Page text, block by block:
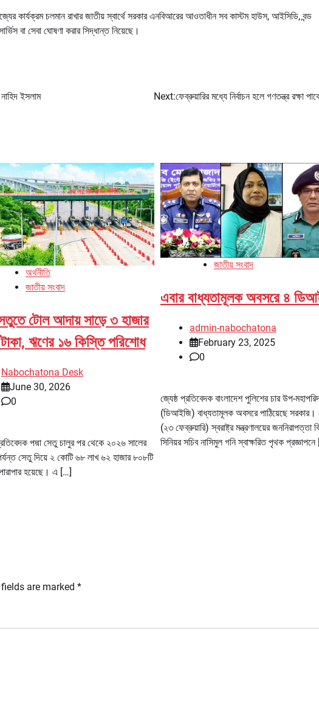
কার্যক্রম চলমান রাখার জাতীয় স্বার্থে সরকার এনবিআরের আওতাধীন সব কাস্টম হাউস, আইসিডি, বন্ড
বা সেবা ঘোষণা করার সিদ্ধান্ত নিয়েছে।
ইসলাম Next:ফেব্রুয়ারির মধ্যে নির্বাচন হলে গণতন্ত্র রক্ষা
অর্থনীতি
জাতীয় সংবাদ
টোল আদায় সাড়ে ৩ হাজার
ঋণের ১৬ কিস্তি পরিশোধ
Nabochatona Desk
June 30, 2026
0
পদ্মা সেতু চালুর পর থেকে ২০২৬ সালের
সেতু দিয়ে ২ কোটি ৬৮ লাখ ৬২ হাজার ৮০৮টি
হয়েছে। এ […]
জাতীয় সংবাদ
এবার বাধ্যতামূলক অবসরে ৪
admin-nabochatona
February 23, 2025
0
জ্যেষ্ঠ প্রতিবেদক বাংলাদেশ পুলিশের চার উপ-
(ডিআইজি) বাধ্যতামূলক অবসরে পাঠিয়েছে সরকার।
(২৩ ফেব্রুয়ারি) স্বরাষ্ট্র মন্ত্রণালয়ের জননিরাপত্তা
সিনিয়র সচিব নাসিমুল গনি স্বাক্ষরিত পৃথক
are marked *